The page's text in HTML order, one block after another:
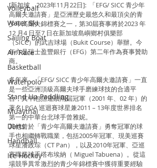
Volleyball
Water Ski
Sailing Boat
Air Race
Basketball
Waterpolo
Stand Up Paddling
Muaythai
Darts
Handball
Ice Hockey
[新加坡，2023年11月22日]:  「EFG/ SICC 青少年
高爾夫邀請賽」是亞洲歷史最悠久和最頂尖的青
少年高爾夫錦標賽之一，第30屆賽事將於2023 年
12 月4 日至7 日在新加坡島嶼鄉村俱樂部
（SICC）的武吉球場（Bukit Course）舉辦。今
年亦是瑞士盈豐銀行（EFG）第二年作為賽事贊助
商。
多年來，「EFG/ SICC 青少年高爾夫邀請賽」一直
是一些亞洲頂級高爾夫球手磨練球技的合適平
台，其中包括連續兩屆冠軍（2001 年、02 年）的
著名LPGA 巡迴賽球星兼2011 – 13年度世界排名
第一的中華台北球手曾雅妮。
其他曾於「青少年高爾夫邀請賽」勇奪冠軍的球
手也相繼轉戰職業，包括2005年冠軍、現美巡賽
球星潘政琮（CT Pan），以及2010年冠軍、亞巡
賽職業球手塔布埃納（ Miguel Tabuena）。從這
場競爭異常激烈的青少年錦標賽中獲得重要經驗